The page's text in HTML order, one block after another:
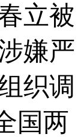
立被
嫌严
织调
两